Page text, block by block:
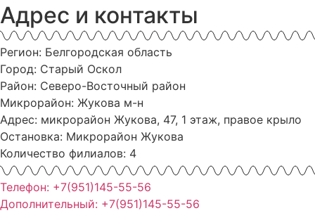
Адрес и контакты
Регион: Белгородская область
Город: Старый Оскол
Район: Северо-Восточный район
Микрорайон: Жукова м-н
Адрес: микрорайон Жукова, 47, 1 этаж, правое крыло
Остановка: Микрорайон Жукова
Количество филиалов: 4
Телефон: +7(951)145-55-56
Дополнительный: +7(951)145-55-56